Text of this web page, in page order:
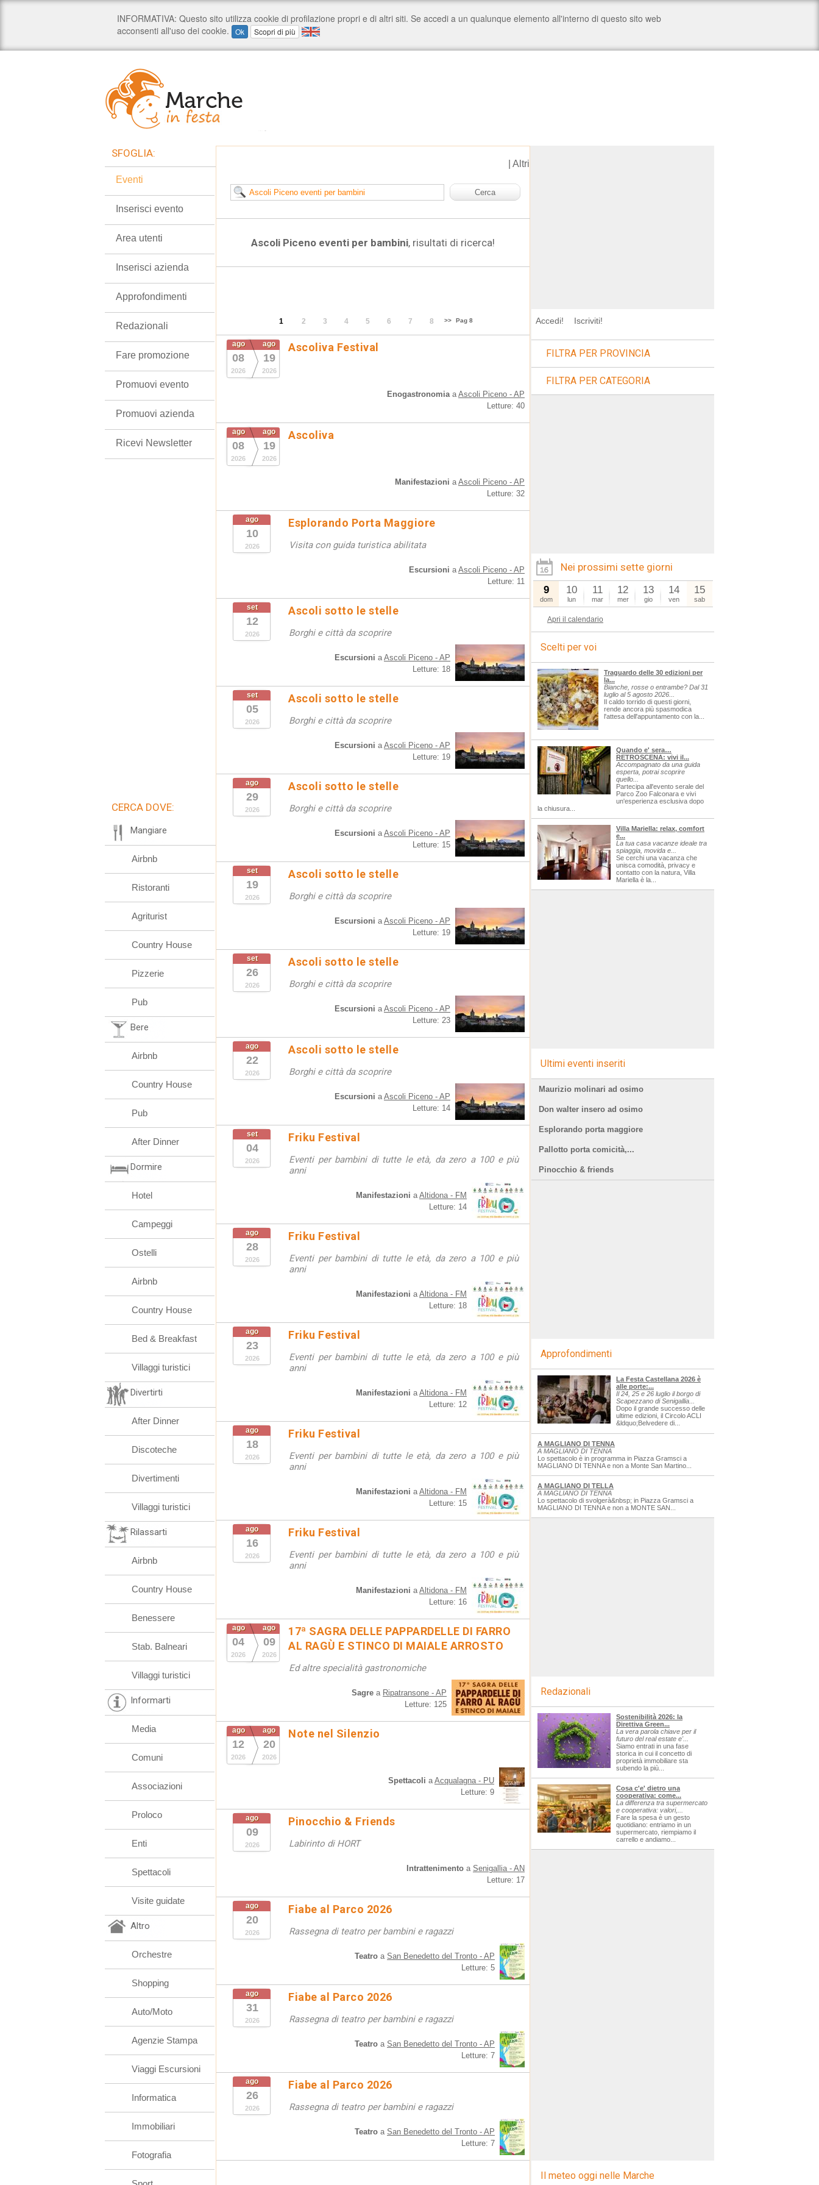
Altri
Ascoli Piceno eventi per bambini, risultati di ricerca!
1 2 3 4 5 6 7 8 >> Pag 8
ago
08
2026
ago
19
2026
Ascoliva Festival
EnogastronomiaaAscoli Piceno - AP
Letture: 40
ago
08
2026
ago
19
2026
Ascoliva
Manifestazioni aAscoli Piceno - AP
Letture: 32
ago
10
2026
Esplorando Porta Maggiore
Visita con guida turistica abilitata
Escursioni aAscoli Piceno - AP
Letture: 11
set
12
2026
Ascoli sotto le stelle
Borghi e città da scoprire
Escursioni aAscoli Piceno - AP
Letture: 18
set
05
2026
Ascoli sotto le stelle
Borghi e città da scoprire
Escursioni aAscoli Piceno - AP
Letture: 19
ago
29
2026
Ascoli sotto le stelle
Borghi e città da scoprire
Escursioni aAscoli Piceno - AP
Letture: 15
set
19
2026
Ascoli sotto le stelle
Borghi e città da scoprire
Escursioni aAscoli Piceno - AP
Letture: 19
set
26
2026
Ascoli sotto le stelle
Borghi e città da scoprire
Escursioni aAscoli Piceno - AP
Letture: 23
ago
22
2026
Ascoli sotto le stelle
Borghi e città da scoprire
Escursioni aAscoli Piceno - AP
Letture: 14
set
04
2026
Friku Festival
Eventi per bambini di tutte le età, da zero a 100 e più
anni
Manifestazioni aAltidona - FM
Letture: 14
ago
28
2026
Friku Festival
Eventi per bambini di tutte le età, da zero a 100 e più
anni
Manifestazioni aAltidona - FM
Letture: 18
ago
23
2026
Friku Festival
Eventi per bambini di tutte le età, da zero a 100 e più
anni
Manifestazioni aAltidona - FM
Letture: 12
ago
18
2026
Friku Festival
Eventi per bambini di tutte le età, da zero a 100 e più
anni
Manifestazioni aAltidona - FM
Letture: 15
ago
16
2026
Friku Festival
Eventi per bambini di tutte le età, da zero a 100 e più
anni
Manifestazioni aAltidona - FM
Letture: 16
ago
04
2026
ago
09
2026
17ª SAGRA DELLE PAPPARDELLE DI FARRO
AL RAGÙ E STINCO DI MAIALE ARROSTO
Ed altre specialità gastronomiche
Sagre a Ripatransone - AP
Letture: 125
ago
12
2026
ago
20
2026
Note nel Silenzio
Spettacoli aAcqualagna - PU
Letture: 9
ago
09
2026
Pinocchio & Friends
Labirinto di HORT
Intrattenimento a Senigallia - AN
Letture: 17
ago
20
2026
Fiabe al Parco 2026
Rassegna di teatro per bambini e ragazzi
Teatro a San Benedetto del Tronto - AP
Letture: 5
ago
31
2026
Fiabe al Parco 2026
Rassegna di teatro per bambini e ragazzi
Teatro a San Benedetto del Tronto - AP
Letture: 7
ago
26
2026
Fiabe al Parco 2026
Rassegna di teatro per bambini e ragazzi
Teatro a San Benedetto del Tronto - AP
Letture: 7
SFOGLIA:
Eventi
Inserisci evento
Area utenti
Inserisci azienda
Approfondimenti
Redazionali
Fare promozione
Promuovi evento
Promuovi azienda
Ricevi Newsletter
CERCA DOVE:
Mangiare
Airbnb
Ristoranti
Agriturist
Country House
Pizzerie
Pub
Bere
Airbnb
Country House
Pub
After Dinner
Dormire
Hotel
Campeggi
Ostelli
Airbnb
Country House
Bed & Breakfast
Villaggi turistici
Divertirti
After Dinner
Discoteche
Divertimenti
Villaggi turistici
Rilassarti
Airbnb
Country House
Benessere
Stab. Balneari
Villaggi turistici
Informarti
Media
Comuni
Associazioni
Proloco
Enti
Spettacoli
Visite guidate
Altro
Orchestre
Shopping
Auto/Moto
Agenzie Stampa
Viaggi Escursioni
Informatica
Immobiliari
Fotografia
Accedi! Iscriviti!
FILTRA PER PROVINCIA
FILTRA PER CATEGORIA
Nei prossimi sette giorni
9
dom
10
lun
11
mar
12
mer
13
gio
14
ven
15
sab
Apri il calendario
Scelti per voi
Traguardo delle 30 edizioni per
la...
Bianche, rosse o entrambe? Dal 31
luglio al 5 agosto 2026...
Il caldo torrido di questi giorni,
rende ancora più spasmodica
l'attesa dell'appuntamento con la...
Quando e' sera…
RETROSCENA: vivi il...
Accompagnato da una guida
esperta, potrai scoprire
quello...
Partecipa all'evento serale del
Parco Zoo Falconara e vivi
un'esperienza esclusiva dopo
la chiusura...
Villa Mariella: relax, comfort
e...
La tua casa vacanze ideale tra
spiaggia, movida e...
Se cerchi una vacanza che
unisca comodità, privacy e
contatto con la natura, Villa
Mariella è la...
Ultimi eventi inseriti
Maurizio molinari ad osimo
Don walter insero ad osimo
Esplorando porta maggiore
Pallotto porta comicità,...
Pinocchio & friends
Approfondimenti
La Festa Castellana 2026 è
alle porte:...
Il 24, 25 e 26 luglio il borgo di
Scapezzano di Senigallia...
Dopo il grande successo delle
ultime edizioni, il Circolo ACLI
&ldquo;Belvedere di...
A MAGLIANO DI TENNA
A MAGLIANO DI TENNA
Lo spettacolo è in programma in Piazza Gramsci a
MAGLIANO DI TENNA e non a Monte San Martino...
A MAGLIANO DI TELLA
A MAGLIANO DI TENNA
Lo spettacolo di svolgerà&nbsp; in Piazza Gramsci a
MAGLIANO DI TENNA e non a MONTE SAN...
Redazionali
Sostenibilità 2026: la
Direttiva Green...
La vera parola chiave per il
futuro del real estate e'...
Siamo entrati in una fase
storica in cui il concetto di
proprietà immobiliare sta
subendo la più...
Cosa c'e' dietro una
cooperativa: come...
La differenza tra supermercato
e cooperativa: valori,...
Fare la spesa è un gesto
quotidiano: entriamo in un
supermercato, riempiamo il
carrello e andiamo...
Il meteo oggi nelle Marche